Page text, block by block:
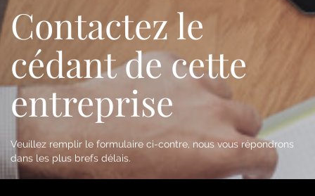
Contactez le
cédant de cette
entreprise
Veuillez remplir le formulaire ci-contre, nous vous répondrons
dans les plus brefs délais.